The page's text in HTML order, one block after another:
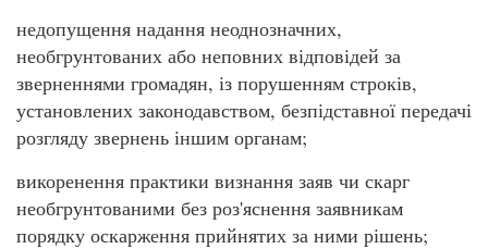
недопущення надання неоднозначних,
необгрунтованих або неповних відповідей за
зверненнями громадян, із порушенням строків,
установлених законодавством, безпідставної передачі
розгляду звернень іншим органам;
викоренення практики визнання заяв чи скарг
необгрунтованими без роз'яснення заявникам
порядку оскарження прийнятих за ними рішень;